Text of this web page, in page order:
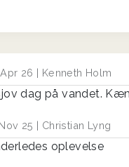
Apr 26 | Kenneth Holm
dag på vandet.
Nov 25 | Christian Lyng
oplevelse